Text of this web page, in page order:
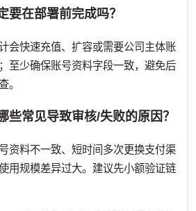
要在部署前完成吗？
会快速充值、扩容或需要公司主体账
至少确保账号资料字段一致，避免后
。
些常见导致审核/失败的原因？
资料不一致、短时间多次更换支付渠
用规模差异过大。建议先小额验证链